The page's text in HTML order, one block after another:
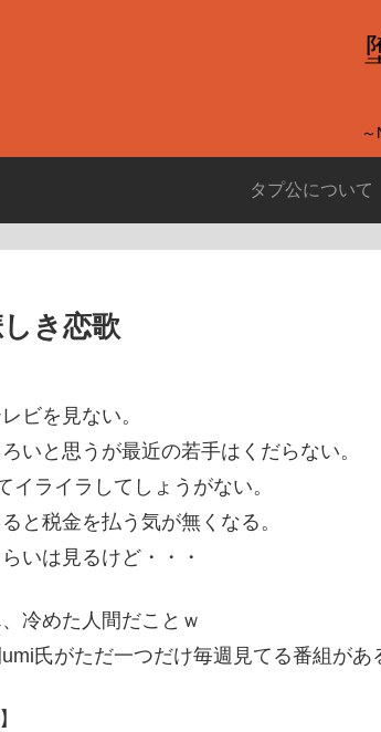
タプ公について
き恋歌
ビを見ない。
いと思うが最近の若手はくだらない。
イライラしてしょうがない。
と税金を払う気が無くなる。
いは見るけど・・・
冷めた人間だことｗ
氏がただ一つだけ毎週見てる番組があ